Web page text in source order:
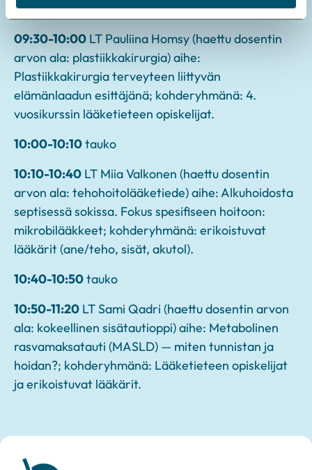
09:20-09:30tauko
09:30-10:00 LT Pauliina Homsy (haettu dosentin
arvon ala: plastiikkakirurgia) aihe:
Plastiikkakirurgia terveyteen liittyvän
elämänlaadun esittäjänä; kohderyhmänä: 4.
vuosikurssin lääketieteen opiskelijat.
10:00-10:10tauko
10:10-10:40 LT Miia Valkonen (haettu dosentin
arvon ala: tehohoitolääketiede) aihe: Alkuhoidosta
septisessä sokissa. Fokus spesifiseen hoitoon:
mikrobilääkkeet; kohderyhmänä: erikoistuvat
lääkärit (ane/teho, sisät, akutol).
10:40-10:50tauko
10:50-11:20 LT Sami Qadri (haettu dosentin arvon
ala: kokeellinen sisätautioppi) aihe: Metabolinen
rasvamaksatauti (MASLD) — miten tunnistan ja
hoidan?; kohderyhmänä: Lääketieteen opiskelijat
ja erikoistuvat lääkärit.